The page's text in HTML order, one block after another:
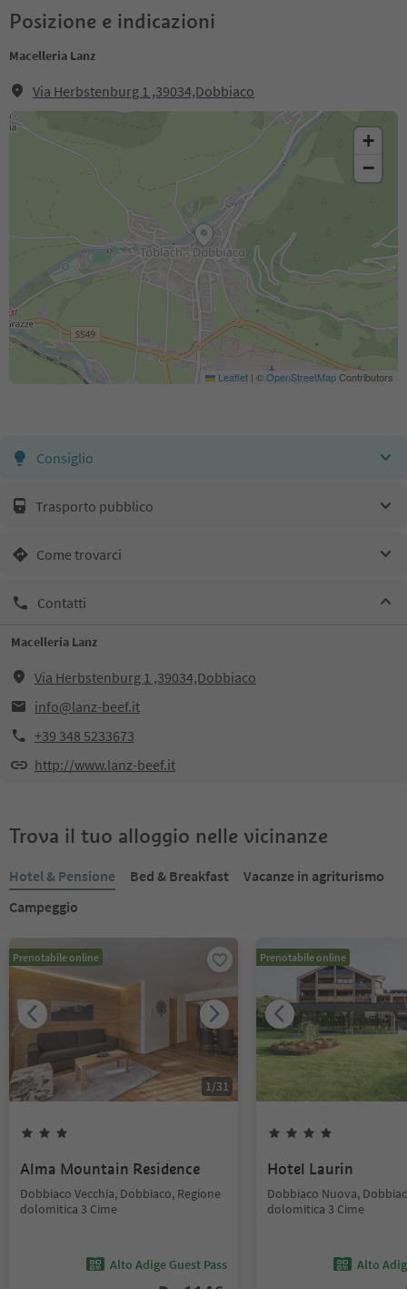
Posizione e indicazioni
Macelleria Lanz
Via Herbstenburg 1 ,39034,Dobbiaco
+
−
Leaflet | ©OpenStreetMapContributors
Consiglio
Trasporto pubblico
Come trovarci
Contatti
Macelleria Lanz
Via Herbstenburg 1 ,39034,Dobbiaco
info@lanz-beef.it
+39 348 5233673
http://www.lanz-beef.it
Trova il tuo alloggio nelle vicinanze
Hotel & Pensione Bed & Breakfast
Vacanze in agriturismo
Campeggio
Prenotabile online
1/31
Alma Mountain Residence
Dobbiaco Vecchia, Dobbiaco, Regione
dolomitica 3 Cime
Alto Adige Guest Pass
Prenotabile online
Hotel Laurin
Dobbiaco Nuova,
dolomitica 3 Cime
Alto